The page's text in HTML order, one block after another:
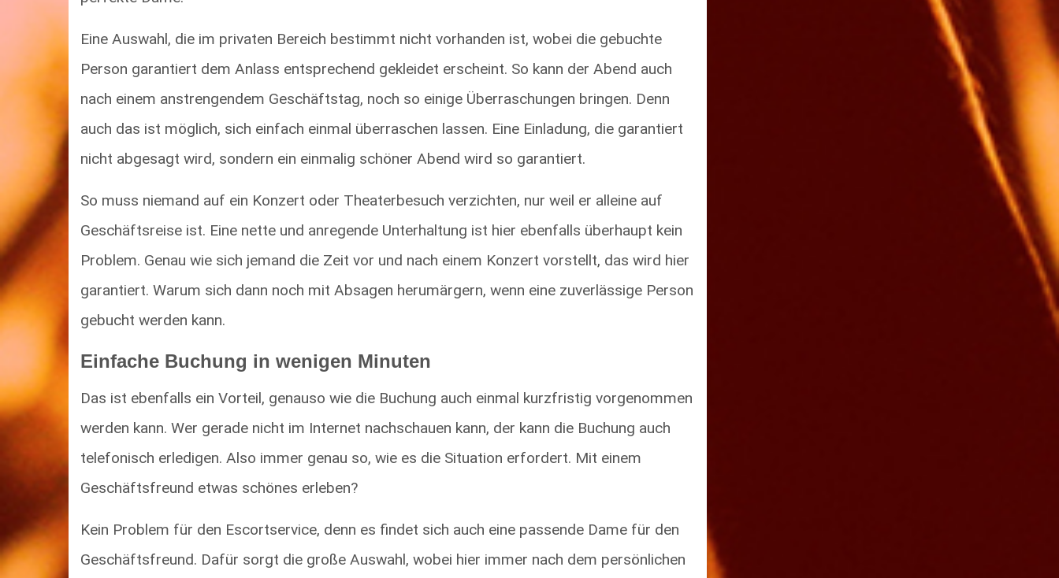
Eine Auswahl, die im privaten Bereich bestimmt nicht vorhanden ist, wobei die gebuchte
Person garantiert dem Anlass entsprechend gekleidet erscheint. So kann der Abend auch
nach einem anstrengendem Geschäftstag, noch so einige Überraschungen bringen. Denn
auch das ist möglich, sich einfach einmal überraschen lassen. Eine Einladung, die garantiert
nicht abgesagt wird, sondern ein einmalig schöner Abend wird so garantiert.
So muss niemand auf ein Konzert oder Theaterbesuch verzichten, nur weil er alleine auf
Geschäftsreise ist. Eine nette und anregende Unterhaltung ist hier ebenfalls überhaupt kein
Problem. Genau wie sich jemand die Zeit vor und nach einem Konzert vorstellt, das wird hier
garantiert. Warum sich dann noch mit Absagen herumärgern, wenn eine zuverlässige Person
gebucht werden kann.
Einfache Buchung in wenigen Minuten
Das ist ebenfalls ein Vorteil, genauso wie die Buchung auch einmal kurzfristig vorgenommen
werden kann. Wer gerade nicht im Internet nachschauen kann, der kann die Buchung auch
telefonisch erledigen. Also immer genau so, wie es die Situation erfordert. Mit einem
Geschäftsfreund etwas schönes erleben?
Kein Problem für den Escortservice, denn es findet sich auch eine passende Dame für den
Geschäftsfreund. Dafür sorgt die große Auswahl, wobei hier immer nach dem persönlichen